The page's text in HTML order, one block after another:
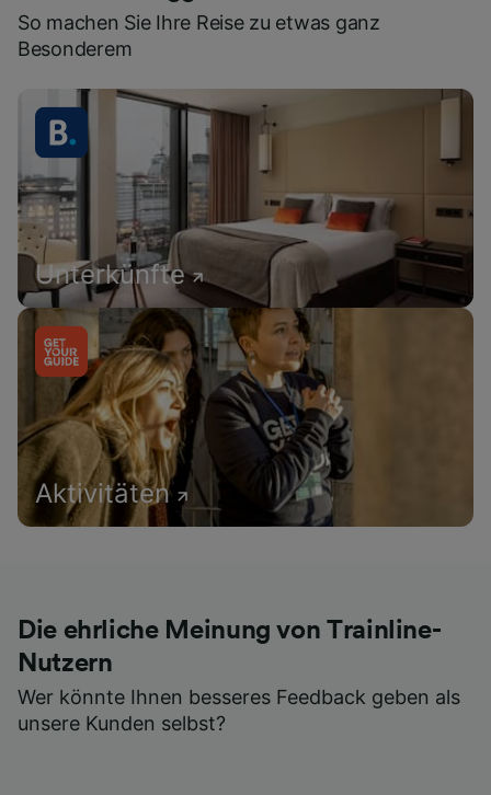
So machen Sie Ihre Reise zu etwas ganz
Besonderem
Unterkünfte
Aktivitäten
Die ehrliche Meinung von Trainline-
Nutzern
Wer könnte Ihnen besseres Feedback geben als
unsere Kunden selbst?